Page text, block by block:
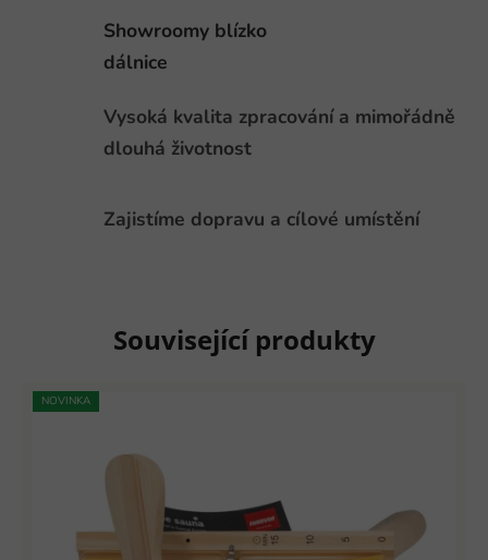
Showroomy blízko
dálnice
Vysoká kvalita zpracování a mimořádně
dlouhá životnost
Zajistíme dopravu a cílové umístění
Související produkty
NOVINKA